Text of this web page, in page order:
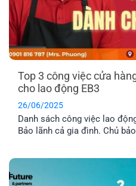
Top 3 công việc cửa
cho lao động EB3
26/06/2025
Danh sách công việc lao
Bảo lãnh cả gia đình. Chủ